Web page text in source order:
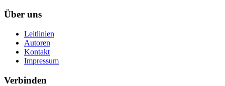
Über uns
Leitlinien
Autoren
Kontakt
Impressum
Verbinden